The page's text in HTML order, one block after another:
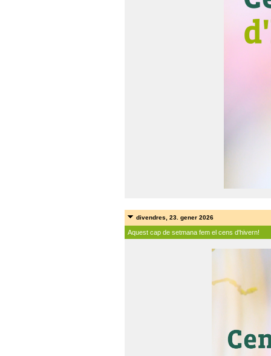
divendres, 23. gener 2026
Aquest cap de setmana fem el cens d'hivern!